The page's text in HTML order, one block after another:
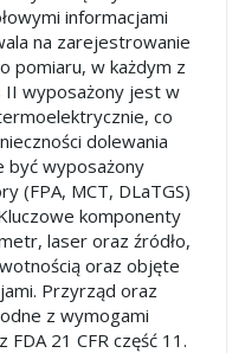
informacjami
na zarejestrowanie
pomiaru, w każdym z
II wyposażony jest w
co
dolewania
być wyposażony
(FPA, MCT, DLaTGS)
komponenty
laser oraz źródło,
oraz objęte
Przyrząd oraz
z wymogami
21 CFR część 11.